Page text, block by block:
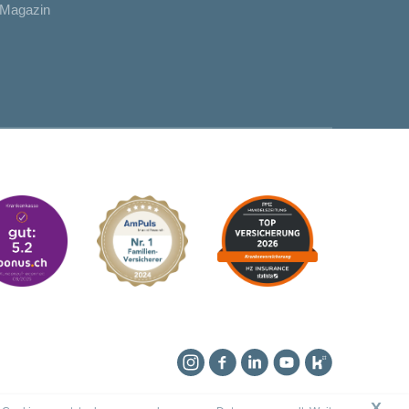
Magazin
Instagram
Facebook
Linkedin
YouTubeKununu